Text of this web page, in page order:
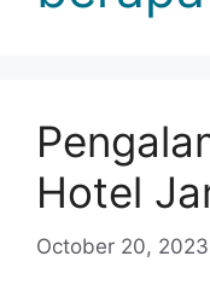
Hotel
October 20, 2023